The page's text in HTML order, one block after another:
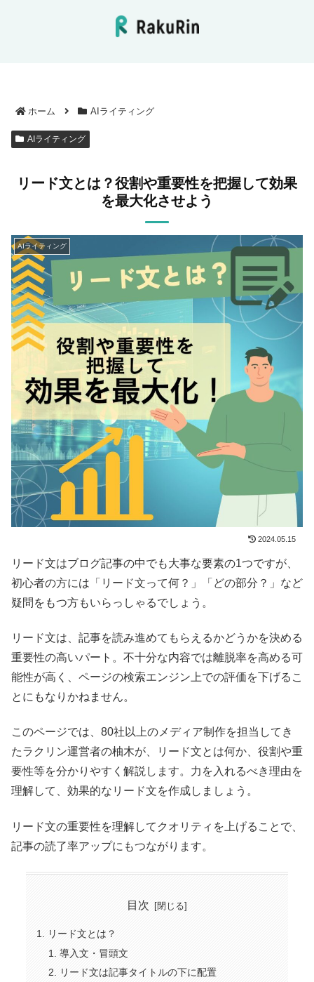
ホーム AIライティング
AIライティング
リード文とは？役割や重要性を把握して効果
を最大化させよう
AIライティング
2024.05.15
リード文はブログ記事の中でも大事な要素の1つですが、
初心者の方には「リード文って何？」「どの部分？」など
疑問をもつ方もいらっしゃるでしょう。
リード文は、記事を読み進めてもらえるかどうかを決める
重要性の高いパート。不十分な内容では離脱率を高める可
能性が高く、ページの検索エンジン上での評価を下げるこ
とにもなりかねません。
このページでは、80社以上のメディア制作を担当してき
たラクリン運営者の柚木が、リード文とは何か、役割や重
要性等を分かりやすく解説します。力を入れるべき理由を
理解して、効果的なリード文を作成しましょう。
リード文の重要性を理解してクオリティを上げることで、
記事の読了率アップにもつながります。
目次
リード文とは？
導入文・冒頭文
リード文は記事タイトルの下に配置